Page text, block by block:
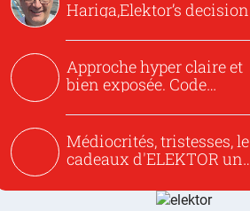
Hariga,Elektor’s decision
Approche hyper claire et
bien exposée. Code
Médiocrités, tristesses, le
cadeaux d'ELEKTOR un